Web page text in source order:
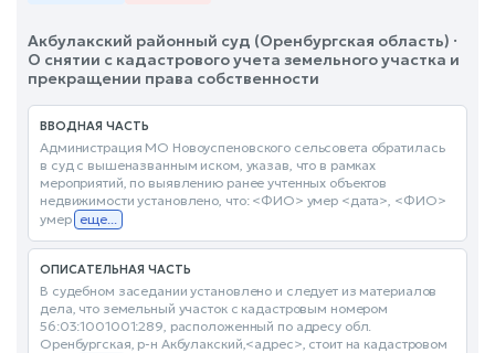
Акбулакский районный суд (Оренбургская область) ·
О снятии с кадастрового учета земельного участка и
прекращении права собственности
ВВОДНАЯ ЧАСТЬ
Администрация МО Новоуспеновского сельсовета обратилась
в суд с вышеназванным иском, указав, что в рамках
мероприятий, по выявлению ранее учтенных объектов
недвижимости установлено, что: <ФИО> умер <дата>, <ФИО>
умер еще...
ОПИСАТЕЛЬНАЯ ЧАСТЬ
В судебном заседании установлено и следует из материалов
дела, что земельный участок с кадастровым номером
56:03:1001001:289, расположенный по адресу обл.
Оренбургская, р-н Акбулакский,<адрес>, стоит на кадастровом